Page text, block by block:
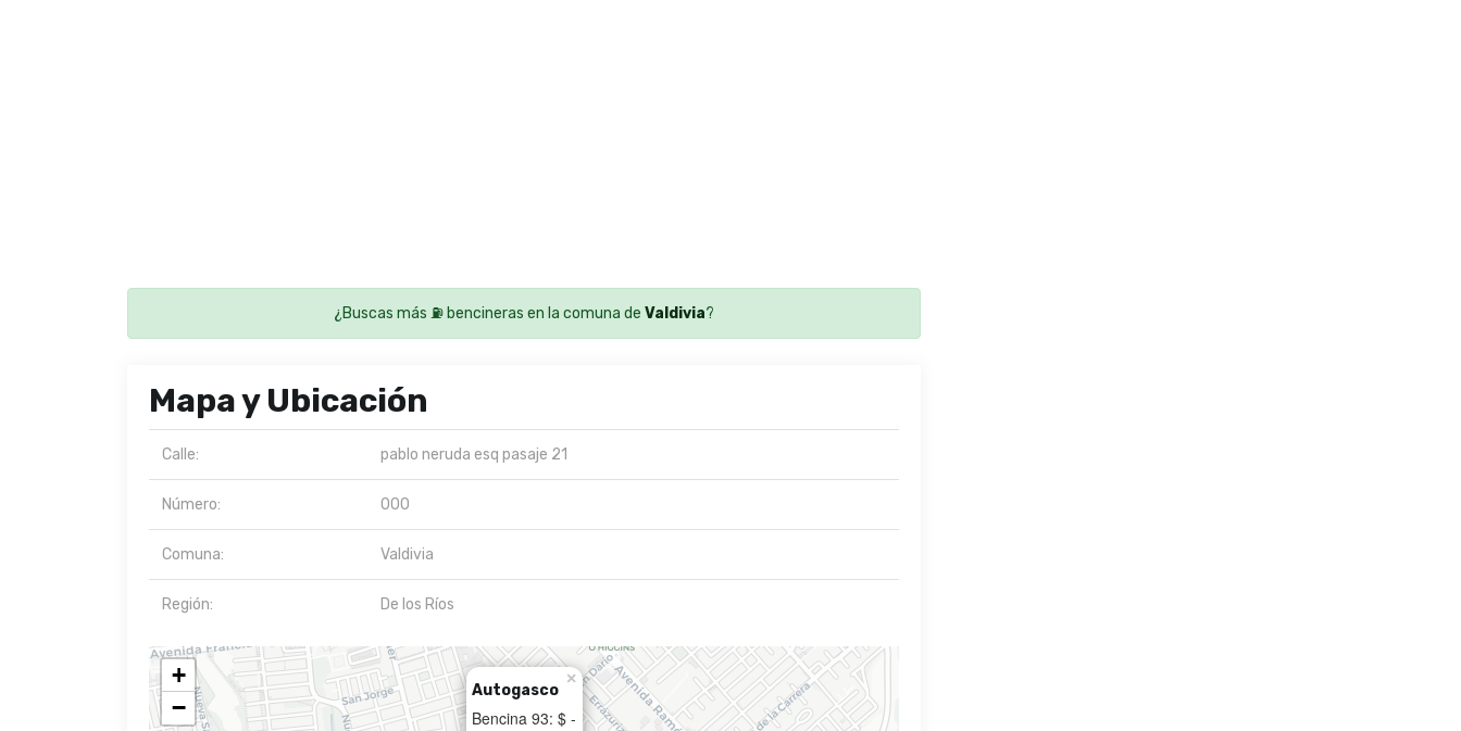
¿Buscas más ⛽ bencineras en la comuna de Valdivia?
Mapa y Ubicación
Calle: pablo neruda esq pasaje 21
Número: 000
Comuna: Valdivia
Región: De los Ríos
Autogasco
Bencina 93: $ -
×
+
−